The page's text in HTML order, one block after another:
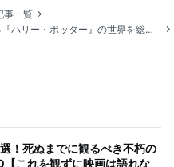
事一覧
世代を超え、国境を超え、愛され続ける『ハリー・ポッター』の世界を総まとめ！
！死ぬまでに観るべき不朽の
これを観ずに映画は語れな